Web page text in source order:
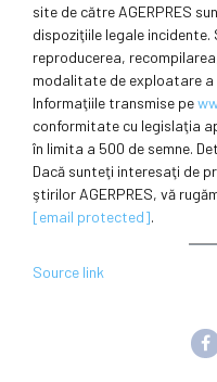
site de către AGERPRES
dispoziţiile legale
reproducerea,
modalitate de exploatare
Informaţiile transmise pe
conformitate cu legislaţia
în limita a 500 de semne.
Dacă sunteţi interesaţi de
ştirilor AGERPRES, vă
[email protected].
Source link